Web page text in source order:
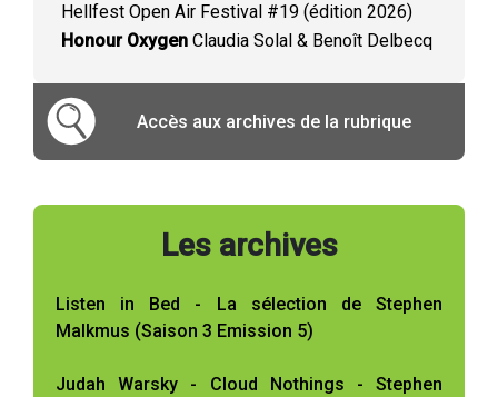
Hellfest Open Air Festival #19 (édition 2026)
Honour Oxygen Claudia Solal & Benoît Delbecq
Accès aux archives de la rubrique
Les archives
Listen in Bed - La sélection de Stephen
Malkmus (Saison 3 Emission 5)
Judah Warsky - Cloud Nothings - Stephen